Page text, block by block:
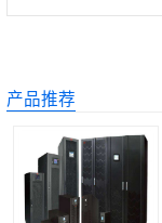
产品推荐
科华UPS电源
松下蓄电池